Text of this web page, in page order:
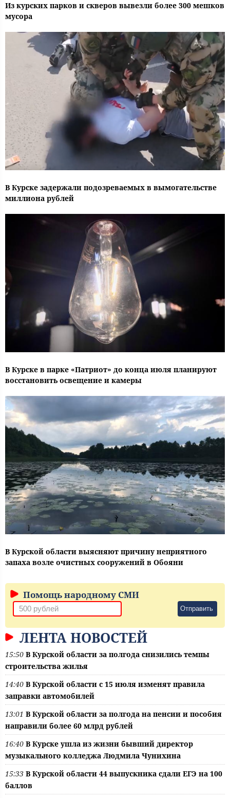
Из курских парков и скверов вывезли более 300 мешков
мусора
В Курске задержали подозреваемых в вымогательстве
миллиона рублей
В Курске в парке «Патриот» до конца июля планируют
восстановить освещение и камеры
В Курской области выясняют причину неприятного
запаха возле очистных сооружений в Обояни
Помощь народному СМИ
Отправить
ЛЕНТА НОВОСТЕЙ
15:50 В Курской области за полгода снизились темпы
строительства жилья
14:40 В Курской области с 15 июля изменят правила
заправки автомобилей
13:01 В Курской области за полгода на пенсии и пособия
направили более 60 млрд рублей
16:40 В Курске ушла из жизни бывший директор
музыкального колледжа Людмила Чунихина
15:33 В Курской области 44 выпускника сдали ЕГЭ на 100
баллов